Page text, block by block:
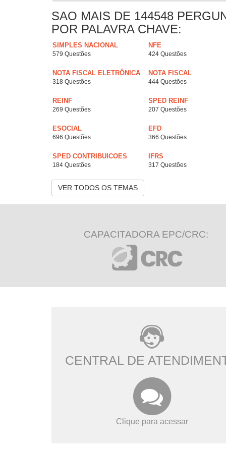
SAO MAIS DE 144548
POR PALAVRA CHAVE:
SIMPLES NACIONAL
579 Questões
NFE
424 Questões
NOTA FISCAL ELETRÔNICA
318 Questões
NOTA FISCAL
444 Questões
REINF
269 Questões
SPED REINF
207 Questões
ESOCIAL
696 Questões
EFD
366 Questões
SPED CONTRIBUICOES
184 Questões
IFRS
317 Questões
VER TODOS OS TEMAS
CAPACITADORA EPC/CRC:
CENTRAL DE
Clique para acessar